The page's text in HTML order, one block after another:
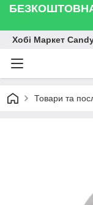
БЕЗКОШТОВНА
Хобі Маркет
Товари та